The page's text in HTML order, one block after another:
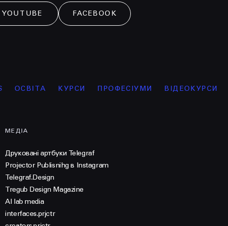
YOUTUBE FACEBOOK
ОСВІТА КУРСИ ПРОФЕСІУМИ ВІДЕОКУРСИ
МЕДІА
Друковані артбуки Telegraf
Projector Publisnihg в Instagram
Telegraf.Design
Tregub Design Magazine
AI lab media
interfaces.prjctr